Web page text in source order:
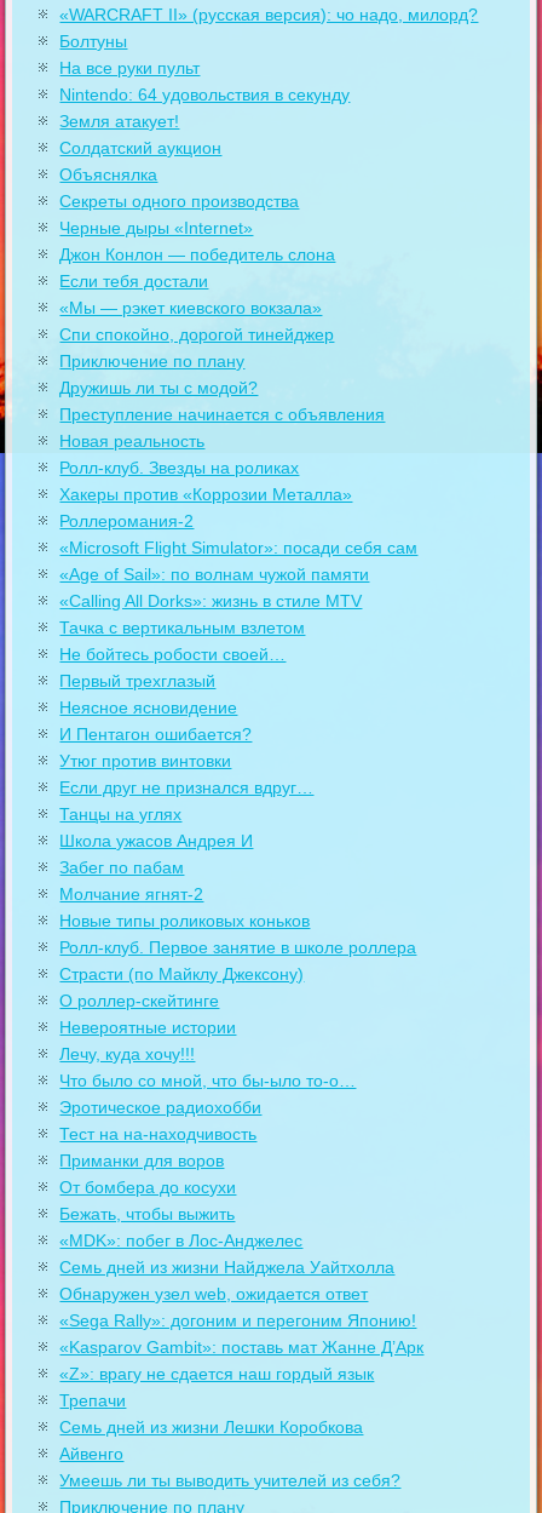
«WARCRAFT II» (русская версия): чо надо, милорд?
Болтуны
На все руки пульт
Nintendo: 64 удовольствия в секунду
Земля атакует!
Солдатский аукцион
Объяснялка
Секреты одного производства
Черные дыры «Internet»
Джон Конлон — победитель слона
Если тебя достали
«Мы — рэкет киевского вокзала»
Спи спокойно, дорогой тинейджер
Приключение по плану
Дружишь ли ты с модой?
Преступление начинается с объявления
Новая реальность
Ролл-клуб. Звезды на роликах
Хакеры против «Коррозии Металла»
Роллеромания-2
«Microsoft Flight Simulator»: посади себя сам
«Age of Sail»: по волнам чужой памяти
«Calling All Dorks»: жизнь в стиле MTV
Тачка с вертикальным взлетом
Не бойтесь робости своей…
Первый трехглазый
Неясное ясновидение
И Пентагон ошибается?
Утюг против винтовки
Если друг не признался вдруг…
Танцы на углях
Школа ужасов Андрея И
Забег по пабам
Молчание ягнят-2
Новые типы роликовых коньков
Ролл-клуб. Первое занятие в школе роллера
Страсти (по Майклу Джексону)
О роллер-скейтинге
Невероятные истории
Лечу, куда хочу!!!
Что было со мной, что бы-ыло то-о…
Эротическое радиохобби
Тест на на-находчивость
Приманки для воров
От бомбера до косухи
Бежать, чтобы выжить
«MDK»: побег в Лос-Анджелес
Семь дней из жизни Найджела Уайтхолла
Обнаружен узел web, ожидается ответ
«Sega Rally»: догоним и перегоним Японию!
«Kasparov Gambit»: поставь мат Жанне Д’Арк
«Z»: врагу не сдается наш гордый язык
Трепачи
Семь дней из жизни Лешки Коробкова
Айвенго
Умеешь ли ты выводить учителей из себя?
Приключение по плану